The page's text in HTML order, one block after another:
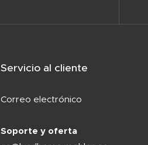
Servicio al cliente
Correo electrónico
Soporte y oferta